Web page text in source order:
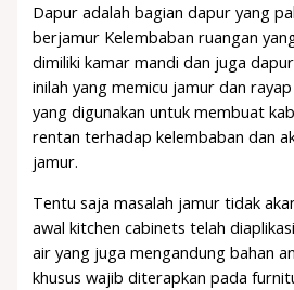
Dapur adalah bagian dapur yang
berjamur Kelembaban ruangan
dimiliki kamar mandi dan juga
inilah yang memicu jamur dan
yang digunakan untuk membuat
rentan terhadap kelembaban dan
jamur.
Tentu saja masalah jamur tidak
awal kitchen cabinets telah
air yang juga mengandung bahan
khusus wajib diterapkan pada